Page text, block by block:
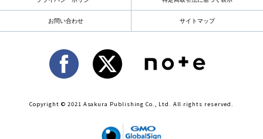
お問い合わせ サイトマップ
Copyright © 2021 Asakura Publishing Co., Ltd. All rights reserved.